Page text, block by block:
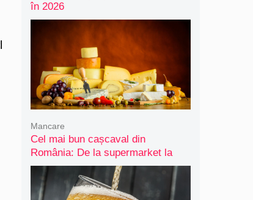
în 2026
Cel mai bun cașcaval din
România: De la supermarket la
artizanal
Mancare